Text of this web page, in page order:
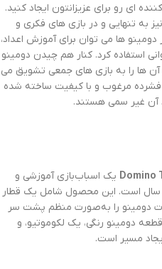
ای رو برای عزیزانتون ایجاد کنید.
به تنهایی و در بازی های فکری و
ها می توان برای آموزش اعداد،
استفاده کرد. کنار هم چیدن دومینو
آن ها را به بازی های جمعی تشویق می
مرغوب و با کیفیت ساخته شده
غیر سمی هستند.
یک اسباب‌بازی آموزشی و
سال است. این محصول شامل یک قطار
دومینو را به‌صورت منظم پشت سر
هم می‌چیند. بسته‌بندی شامل 80 قطعه دومینو رنگی، یک لکوموتیو، و
ایجاد مسیر است.